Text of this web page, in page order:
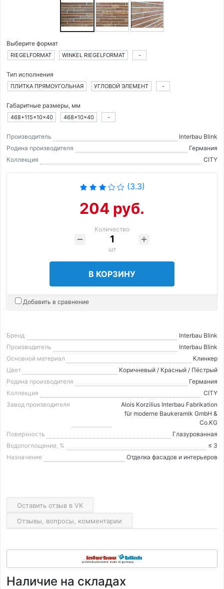
Выберите формат
RIEGELFORMAT WINKEL RIEGELFORMAT -
Тип исполнения
ПЛИТКА ПРЯМОУГОЛЬНАЯ УГЛОВОЙ ЭЛЕМЕНТ -
Габаритные размеры, мм
468+115×10×40 468×10×40 -
Производитель
Interbau Blink
Родина производителя
Германия
Коллекция
CITY
(3.3)
204 руб.
Количество
шт
В КОРЗИНУ
Добавить в сравнение
Бренд
Interbau Blink
Производитель
Interbau Blink
Основной материал
Клинкер
Цвет
Коричневый / Красный / Пёстрый
Родина производителя
Германия
Коллекция
CITY
Завод производителя
Alois Korzilius Interbau Fabrikation
für moderne Baukeramik GmbH &
Co.KG
Поверхность
Глазурованная
Водопоглощение, %
≤ 3
Назначение
Отделка фасадов и интерьеров
Оставить отзыв в VK
Отзывы, вопросы, комментарии
Наличие на складах